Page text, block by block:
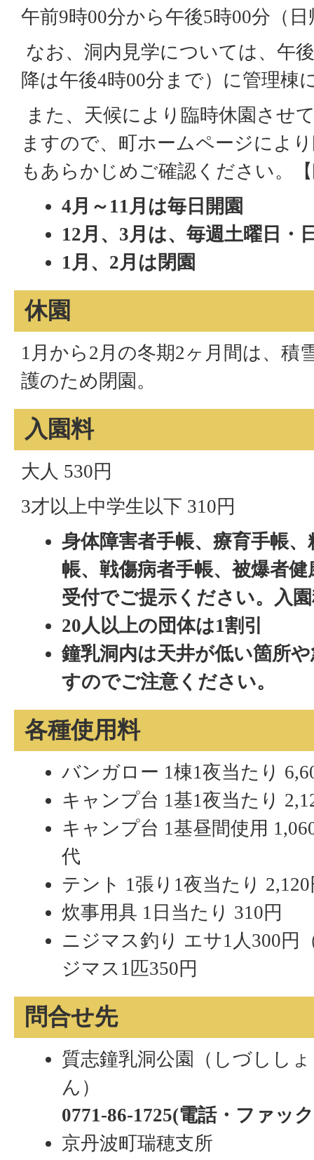
午前9時00分から午後5時00分（
なお、洞内見学については、午
降は午後4時00分まで）に管理棟
また、天候により臨時休園させ
ますので、町ホームページによ
もあらかじめご確認ください。
4月～11月は毎日開園
12月、3月は、毎週土曜日・
1月、2月は閉園
休園
1月から2月の冬期2ヶ月間は、積
護のため閉園。
入園料
大人 530円
3才以上中学生以下 310円
身体障害者手帳、療育手帳
帳、戦傷病者手帳、被爆者
受付でご提示ください。入
20人以上の団体は1割引
鐘乳洞内は天井が低い箇所
すのでご注意ください。
各種使用料
バンガロー 1棟1夜当たり
キャンプ台 1基1夜当たり
キャンプ台 1基昼間使用
代
テント 1張り1夜当たり
炊事用具 1日当たり 310円
ニジマス釣り エサ1人300円
ジマス1匹350円
問合せ先
質志鐘乳洞公園（しづしし
ん）
0771-86-1725(電話・ファッ
京丹波町瑞穂支所